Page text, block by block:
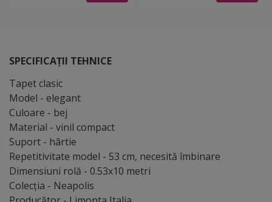
SPECIFICAȚII TEHNICE
Tapet clasic
Model - elegant
Culoare - bej
Material - vinil compact
Suport - hârtie
Repetitivitate model - 53 cm, necesită îmbinare
Dimensiuni rolă - 0.53x10 metri
Colecţia - Neapolis